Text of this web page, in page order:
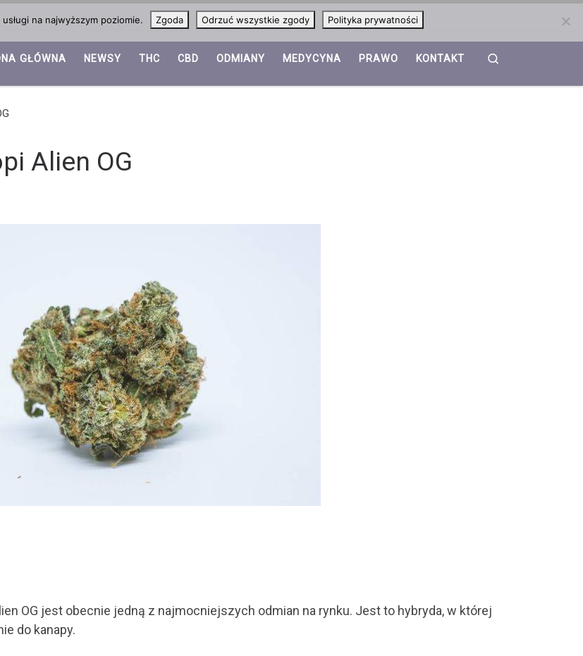
GŁÓWNA NEWSY THC CBD ODMIANY MEDYCYNA PRAWO KONTAKT
Alien OG
OG jest obecnie jedną z najmocniejszych odmian na rynku. Jest to hybryda, w której
do kanapy.
na najwyższym poziomie. Zgoda Odrzuć wszystkie zgody Polityka prywatności